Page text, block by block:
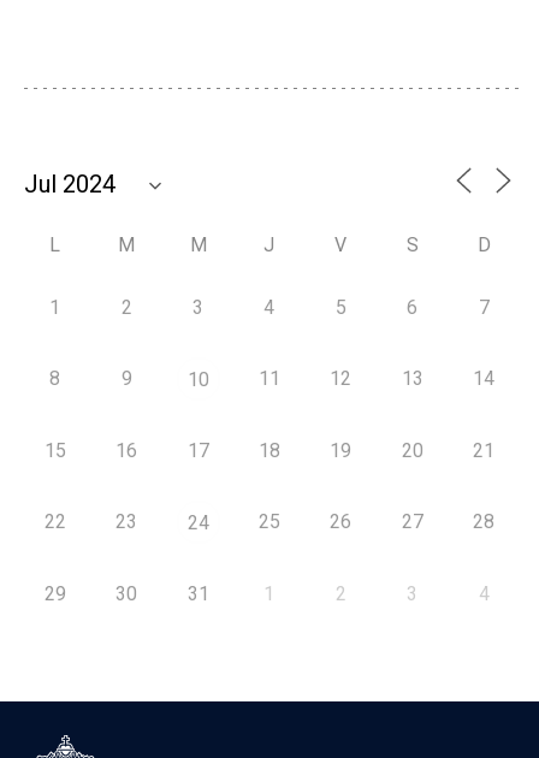
L M M J V S D
1 2 3 4 5 6 7
8 9 10 11 12 13 14
15 16 17 18 19 20 21
22 23 24 25 26 27 28
29 30 31 1 2 3 4